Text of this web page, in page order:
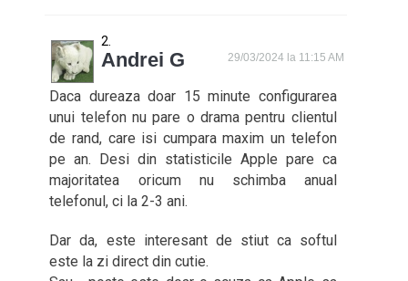
Andrei G 29/03/2024 la 11:15 AM
Daca dureaza doar 15 minute configurarea
unui telefon nu pare o drama pentru clientul
de rand, care isi cumpara maxim un telefon
pe an. Desi din statisticile Apple pare ca
majoritatea oricum nu schimba anual
telefonul, ci la 2-3 ani.
Dar da, este interesant de stiut ca softul
este la zi direct din cutie.